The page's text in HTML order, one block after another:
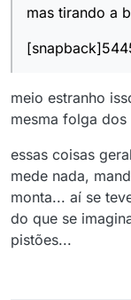
mas tirando a
meio estranho
mesma folga
essas coisas
mede nada,
monta... aí se
do que se
pistões...